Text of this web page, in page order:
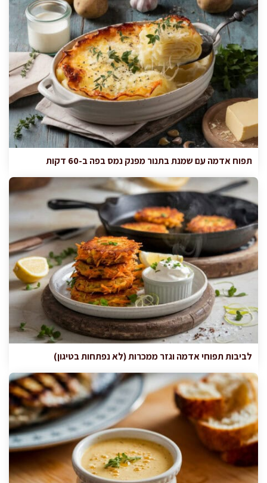
תפוח אדמה עם שמנת בתנור מפנק נמס בפה ב-60 דקות
לביבות תפוחי אדמה וגזר ממכרות (לא נפתחות בטיגון)